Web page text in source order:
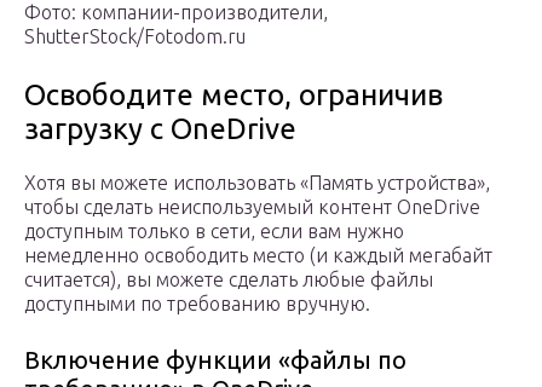
Фото: компании-производители,
ShutterStock/Fotodom.ru
Освободите место, ограничив
загрузку с OneDrive
Хотя вы можете использовать «Память устройства»,
чтобы сделать неиспользуемый контент OneDrive
доступным только в сети, если вам нужно
немедленно освободить место (и каждый мегабайт
считается), вы можете сделать любые файлы
доступными по требованию вручную.
Включение функции «файлы по